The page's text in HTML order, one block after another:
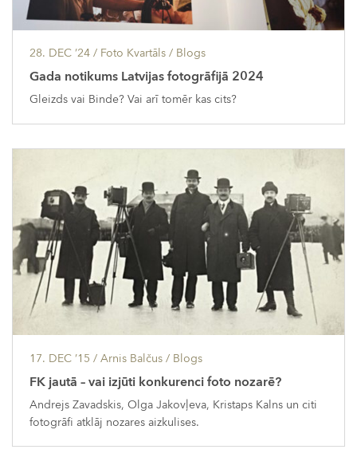
28. DEC ’24 / Foto Kvartāls / Blogs
Gada notikums Latvijas fotogrāfijā 2024
Gleizds vai Binde? Vai arī tomēr kas cits?
17. DEC ’15 / Arnis Balčus / Blogs
FK jautā – vai izjūti konkurenci foto nozarē?
Andrejs Zavadskis, Olga Jakovļeva, Kristaps Kalns un citi
fotogrāfi atklāj nozares aizkulises.